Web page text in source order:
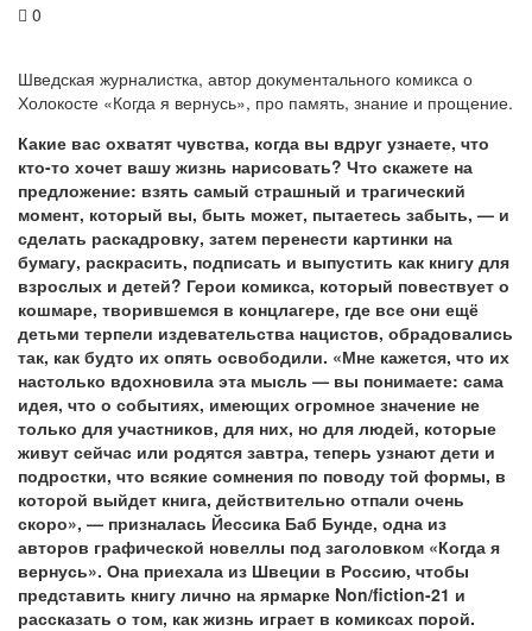
0
Шведская журналистка, автор документального комикса о
Холокосте «Когда я вернусь», про память, знание и прощение.
Какие вас охватят чувства, когда вы вдруг узнаете, что
кто-то хочет вашу жизнь нарисовать? Что скажете на
предложение: взять самый страшный и трагический
момент, который вы, быть может, пытаетесь забыть, — и
сделать раскадровку, затем перенести картинки на
бумагу, раскрасить, подписать и выпустить как книгу для
взрослых и детей? Герои комикса, который повествует о
кошмаре, творившемся в концлагере, где все они ещё
детьми терпели издевательства нацистов, обрадовались
так, как будто их опять освободили. «Мне кажется, что их
настолько вдохновила эта мысль — вы понимаете: сама
идея, что о событиях, имеющих огромное значение не
только для участников, для них, но для людей, которые
живут сейчас или родятся завтра, теперь узнают дети и
подростки, что всякие сомнения по поводу той формы, в
которой выйдет книга, действительно отпали очень
скоро», — призналась Йессика Баб Бунде, одна из
авторов графической новеллы под заголовком «Когда я
вернусь». Она приехала из Швеции в Россию, чтобы
представить книгу лично на ярмарке Non/fiction-21 и
рассказать о том, как жизнь играет в комиксах порой.